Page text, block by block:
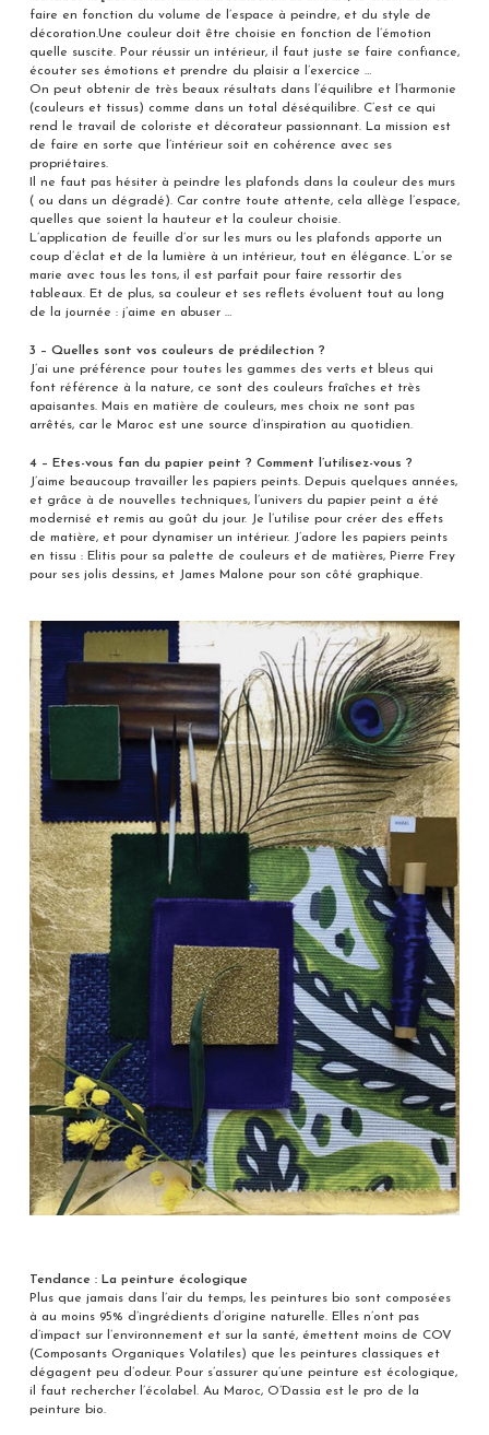
faire en fonction du volume de l’espace à peindre, et du style de
décoration.Une couleur doit être choisie en fonction de l’émotion
quelle suscite. Pour réussir un intérieur, il faut juste se faire confiance,
écouter ses émotions et prendre du plaisir a l’exercice …
On peut obtenir de très beaux résultats dans l’équilibre et l’harmonie
(couleurs et tissus) comme dans un total déséquilibre. C’est ce qui
rend le travail de coloriste et décorateur passionnant. La mission est
de faire en sorte que l’intérieur soit en cohérence avec ses
propriétaires.
Il ne faut pas hésiter à peindre les plafonds dans la couleur des murs
( ou dans un dégradé). Car contre toute attente, cela allège l’espace,
quelles que soient la hauteur et la couleur choisie.
L’application de feuille d’or sur les murs ou les plafonds apporte un
coup d’éclat et de la lumière à un intérieur, tout en élégance. L’or se
marie avec tous les tons, il est parfait pour faire ressortir des
tableaux. Et de plus, sa couleur et ses reflets évoluent tout au long
de la journée : j’aime en abuser …
3 – Quelles sont vos couleurs de prédilection ?
J’ai une préférence pour toutes les gammes des verts et bleus qui
font référence à la nature, ce sont des couleurs fraîches et très
apaisantes. Mais en matière de couleurs, mes choix ne sont pas
arrêtés, car le Maroc est une source d’inspiration au quotidien.
4 – Etes-vous fan du papier peint ? Comment l’utilisez-vous ?
J’aime beaucoup travailler les papiers peints. Depuis quelques années,
et grâce à de nouvelles techniques, l’univers du papier peint a été
modernisé et remis au goût du jour. Je l’utilise pour créer des effets
de matière, et pour dynamiser un intérieur. J’adore les papiers peints
en tissu : Elitis pour sa palette de couleurs et de matières, Pierre Frey
pour ses jolis dessins, et James Malone pour son côté graphique.
Tendance : La peinture écologique
Plus que jamais dans l’air du temps, les peintures bio sont composées
à au moins 95% d’ingrédients d’origine naturelle. Elles n’ont pas
d’impact sur l’environnement et sur la santé, émettent moins de COV
(Composants Organiques Volatiles) que les peintures classiques et
dégagent peu d’odeur. Pour s’assurer qu’une peinture est écologique,
il faut rechercher l’écolabel. Au Maroc, O’Dassia est le pro de la
peinture bio.